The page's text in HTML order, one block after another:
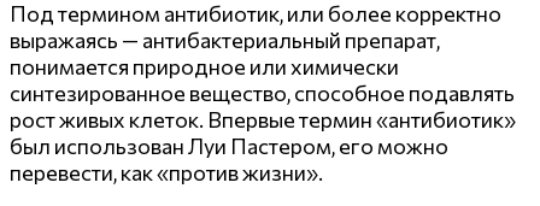
Под термином антибиотик, или более корректно
выражаясь — антибактериальный препарат,
понимается природное или химически
синтезированное вещество, способное подавлять
рост живых клеток. Впервые термин «антибиотик»
был использован Луи Пастером, его можно
перевести, как «против жизни».